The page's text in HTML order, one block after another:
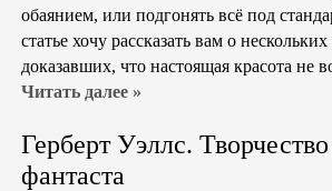
обаянием, или подгонять всё под
статье хочу рассказать вам о
доказавших, что настоящая красота не
Читать далее »
Герберт Уэллс.
фантаста